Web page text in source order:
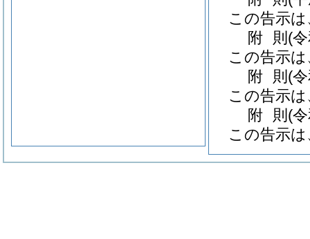
この告示
附 則 (
この告示
附 則 (
この告示
附 則 (
この告示